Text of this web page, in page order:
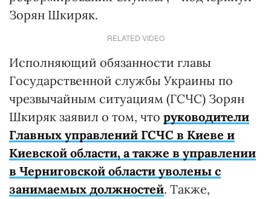
Зорян Шкиряк.
RELATED VIDEO
Исполняющий обязанности главы
Государственной службы Украины по
чрезвычайным ситуациям (ГСЧС) Зорян
Шкиряк заявил о том, что руководители
Главных управлений ГСЧС в Киеве и
Киевской области, а также в управлении
в Черниговской области уволены с
занимаемых должностей. Также,